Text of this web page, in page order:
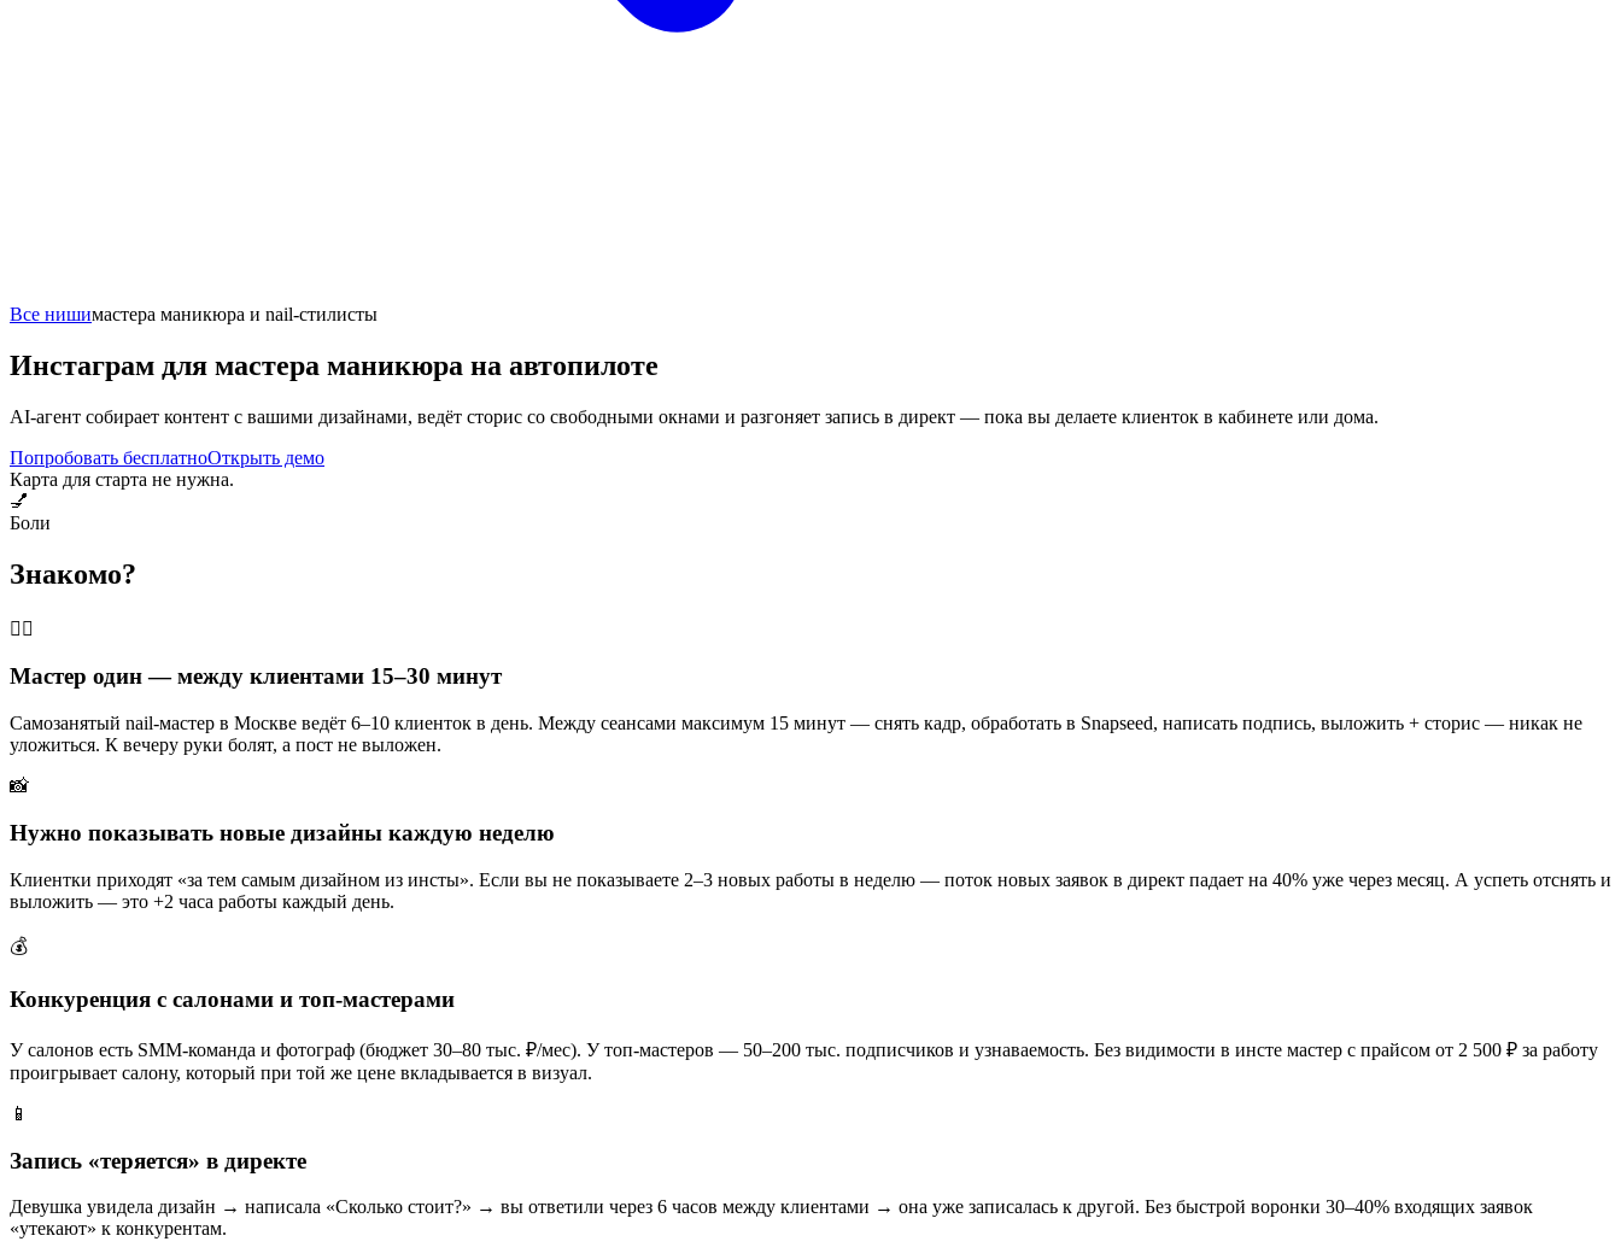
Все нишимастера маникюра и nail-стилисты
Инстаграм для мастера маникюра на автопилоте
AI-агент собирает контент с вашими дизайнами, ведёт сторис со свободными окнами и разгоняет запись в директ — пока вы делаете клиенток в кабинете или дома.
Попробовать бесплатноОткрыть демо
Карта для старта не нужна.
💅
Боли
Знакомо?
🙋‍♀️
Мастер один — между клиентами 15–30 минут
Самозанятый nail-мастер в Москве ведёт 6–10 клиенток в день. Между сеансами максимум 15 минут — снять кадр, обработать в Snapseed, написать подпись, выложить + сторис — никак не
уложиться. К вечеру руки болят, а пост не выложен.
📸
Нужно показывать новые дизайны каждую неделю
Клиентки приходят «за тем самым дизайном из инсты». Если вы не показываете 2–3 новых работы в неделю — поток новых заявок в директ падает на 40% уже через месяц. А успеть отснять и
выложить — это +2 часа работы каждый день.
💰
Конкуренция с салонами и топ-мастерами
У салонов есть SMM-команда и фотограф (бюджет 30–80 тыс. ₽/мес). У топ-мастеров — 50–200 тыс. подписчиков и узнаваемость. Без видимости в инсте мастер с прайсом от 2 500 ₽ за работу
проигрывает салону, который при той же цене вкладывается в визуал.
📱
Запись «теряется» в директе
Девушка увидела дизайн → написала «Сколько стоит?» → вы ответили через 6 часов между клиентами → она уже записалась к другой. Без быстрой воронки 30–40% входящих заявок
«утекают» к конкурентам.